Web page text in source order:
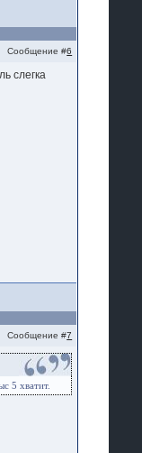
Сообщение #6
слегка
Сообщение #7
5 хватит.